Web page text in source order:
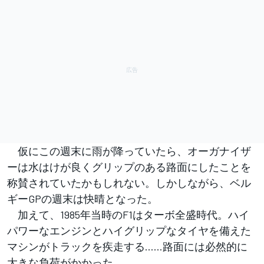
仮にこの週末に雨が降っていたら、オーガナイザ
ーは水はけが良くグリップのある路面にしたことを
称賛されていたかもしれない。しかしながら、ベル
ギーGPの週末は快晴となった。
加えて、1985年当時のF1はターボ全盛時代。ハイ
パワーなエンジンとハイグリップなタイヤを備えた
マシンがトラックを疾走する……路面には必然的に